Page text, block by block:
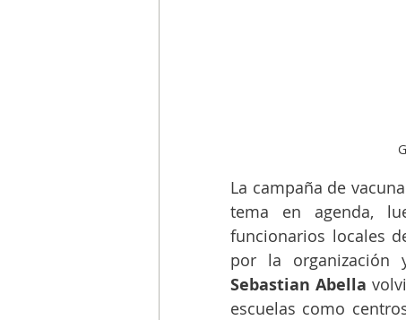
La campaña de
tema en agenda,
funcionarios locales
Sebastian Abella
escuelas como